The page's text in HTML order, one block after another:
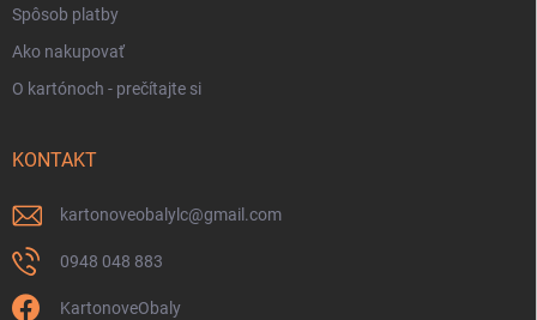
Spôsob platby
Ako nakupovať
O kartónoch - prečítajte si
KONTAKT
kartonoveobalylc@gmail.com
0948 048 883
KartonoveObaly